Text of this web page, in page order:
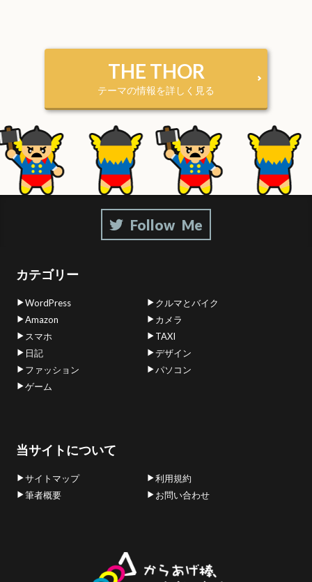
THE THOR
テーマの情報を詳しく見る
カテゴリー
WordPress
クルマとバイク
Amazon
カメラ
スマホ
TAXI
日記
デザイン
ファッション
パソコン
ゲーム
当サイトについて
サイトマップ
利用規約
筆者概要
お問い合わせ